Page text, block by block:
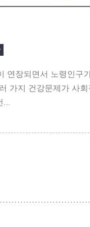
연장되면서 노령인구
가지 건강문제가 사회
...